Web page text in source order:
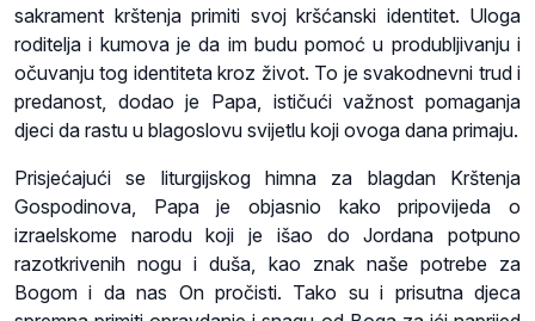
sakrament krštenja primiti svoj kršćanski identitet. Uloga
roditelja i kumova je da im budu pomoć u produbljivanju i
očuvanju tog identiteta kroz život. To je svakodnevni trud i
predanost, dodao je Papa, ističući važnost pomaganja
djeci da rastu u blagoslovu svijetlu koji ovoga dana primaju.
Prisjećajući se liturgijskog himna za blagdan Krštenja
Gospodinova, Papa je objasnio kako pripovijeda o
izraelskome narodu koji je išao do Jordana potpuno
razotkrivenih nogu i duša, kao znak naše potrebe za
Bogom i da nas On pročisti. Tako su i prisutna djeca